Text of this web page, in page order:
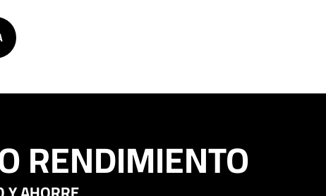
RENDIMIENTO